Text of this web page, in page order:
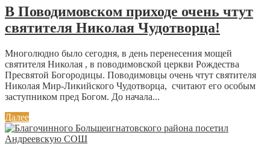
В Поводимовском приходе очень чтут
святителя Николая Чудотворца!
Многолюдно было сегодня, в день перенесения мощей
святителя Николая , в поводимовской церкви Рождества
Пресвятой Богородицы. Поводимовцы очень чтут святителя
Николая Мир-Ликийского Чудотворца, считают его особым
заступником пред Богом. До начала...
Далее